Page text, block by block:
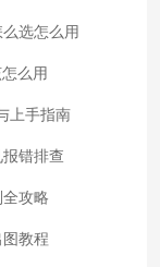
选怎么用
么用
上手指南
错排查
攻略
教程